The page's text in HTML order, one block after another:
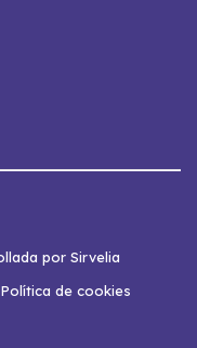
por Sirvelia
Política de cookies